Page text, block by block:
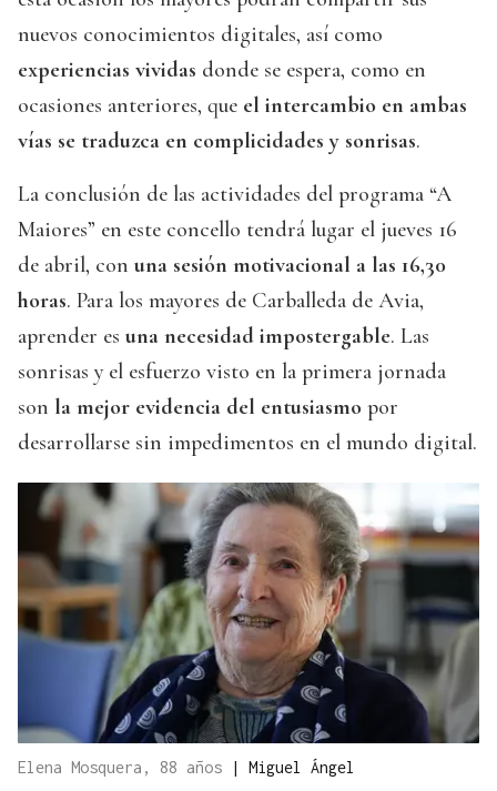
nuevos conocimientos digitales, así como
experiencias vividas donde se espera, como en
ocasiones anteriores, que el intercambio en ambas
vías se traduzca en complicidades y sonrisas.
La conclusión de las actividades del programa “A
Maiores” en este concello tendrá lugar el jueves 16
de abril, con una sesión motivacional a las 16,30
horas. Para los mayores de Carballeda de Avia,
aprender es una necesidad impostergable. Las
sonrisas y el esfuerzo visto en la primera jornada
son la mejor evidencia del entusiasmo por
desarrollarse sin impedimentos en el mundo digital.
Elena Mosquera, 88 años | Miguel Ángel